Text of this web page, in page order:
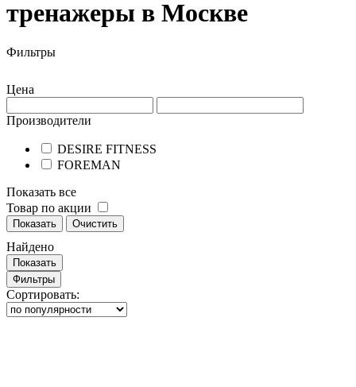
тренажеры в Москве
Фильтры
Цена
Производители
DESIRE FITNESS
FOREMAN
Показать все
Товар по акции
Показать Очистить
Найдено
Показать
Фильтры
Сортировать: